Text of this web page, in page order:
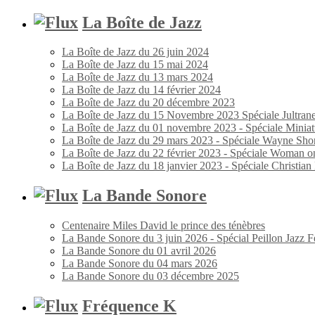
La Boîte de Jazz
La Boîte de Jazz du 26 juin 2024
La Boîte de Jazz du 15 mai 2024
La Boîte de Jazz du 13 mars 2024
La Boîte de Jazz du 14 février 2024
La Boîte de Jazz du 20 décembre 2023
La Boîte de Jazz du 15 Novembre 2023 Spéciale
La Boîte de Jazz du 01 novembre 2023 - Spéciale
La Boîte de Jazz du 29 mars 2023 - Spéciale Wayne
La Boîte de Jazz du 22 février 2023 - Spéciale Woman
La Boîte de Jazz du 18 janvier 2023 - Spéciale Christian
La Bande Sonore
Centenaire Miles David le prince des ténèbres
La Bande Sonore du 3 juin 2026 - Spécial Peillon Jazz
La Bande Sonore du 01 avril 2026
La Bande Sonore du 04 mars 2026
La Bande Sonore du 03 décembre 2025
Fréquence K